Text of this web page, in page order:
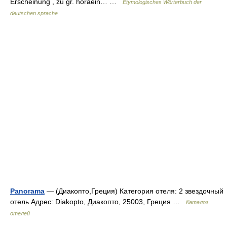
Etymologisches Wörterbuch der
deutschen sprache
Panorama — (Диакопто,Греция) Категория отеля: 2 звездочный
отель Адрес: Diakopto, Диакопто, 25003, Греция …
Каталог
отелей